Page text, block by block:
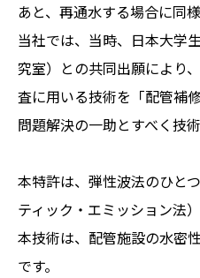
あと、再通水する場合に同
当社では、当時、日本大学
究室）との共同出願により
査に用いる技術を「配管補
問題解決の一助とすべく技
本特許は、弾性波法のひと
ティック・エミッション法
本技術は、配管施設の水密
です。